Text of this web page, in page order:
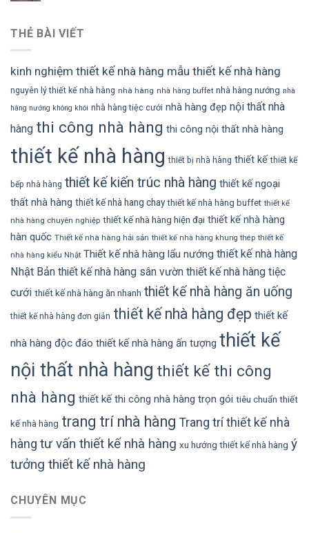
THẺ BÀI VIẾT
kinh nghiệm thiết kế nhà hàng mẫu thiết kế nhà hàng
nguyên lý thiết kế nhà hàng nhà hàng nhà hàng buffet nhà hàng nướng nhà
hàng nướng không khói nhà hàng tiệc cưới nhà hàng đẹp nội thất nhà
hàng thi công nhà hàng thi công nội thất nhà hàng
thiết kế nhà hàng thiết bị nhà hàng thiết kế thiết kế
bếp nhà hàng thiết kế kiến trúc nhà hàng thiết kế ngoại
thất nhà hàng thiết kế nhà hang chay thiết kế nhà hàng buffet thiết kế
nhà hàng chuyên nghiệp thiết kế nhà hàng hiện đại thiết kế nhà hàng
hàn quốc Thiết kế nhà hàng hải sản thiết kế nhà hàng khung thép thiết kế
nhà hàng kiểu Nhật Thiết kế nhà hàng lẩu nướng thiết kế nhà hàng
Nhật Bản thiết kế nhà hàng sân vườn thiết kế nhà hàng tiệc
cưới thiết kế nhà hàng ăn nhanh thiết kế nhà hàng ăn uống
thiết kế nhà hàng đơn giản thiết kế nhà hàng đẹp thiết kế
nhà hàng độc đáo thiết kế nhà hàng ấn tượng thiết kế
nội thất nhà hàng thiết kế thi công
nhà hàng thiết kế thi công nhà hàng trọn gói tiêu chuẩn thiết
kế nhà hàng trang trí nhà hàng Trang trí thiết kế nhà
hàng tư vấn thiết kế nhà hàng xu hướng thiết kế nhà hàng ý
tưởng thiết kế nhà hàng
CHUYÊN MỤC